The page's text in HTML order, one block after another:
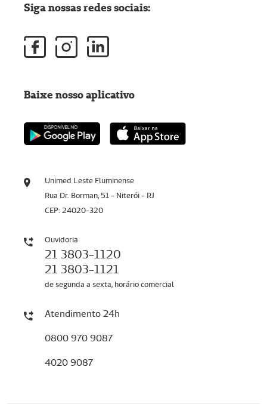
Unimed Leste Fluminense
Rua Dr. Borman, 51 - Niterói - RJ
CEP: 24020-320
Ouvidoria
21 3803-1120
21 3803-1121
de segunda a sexta, horário comercial
Atendimento 24h
0800 970 9087
4020 9087
Siga nossas redes sociais:
Baixe nosso aplicativo